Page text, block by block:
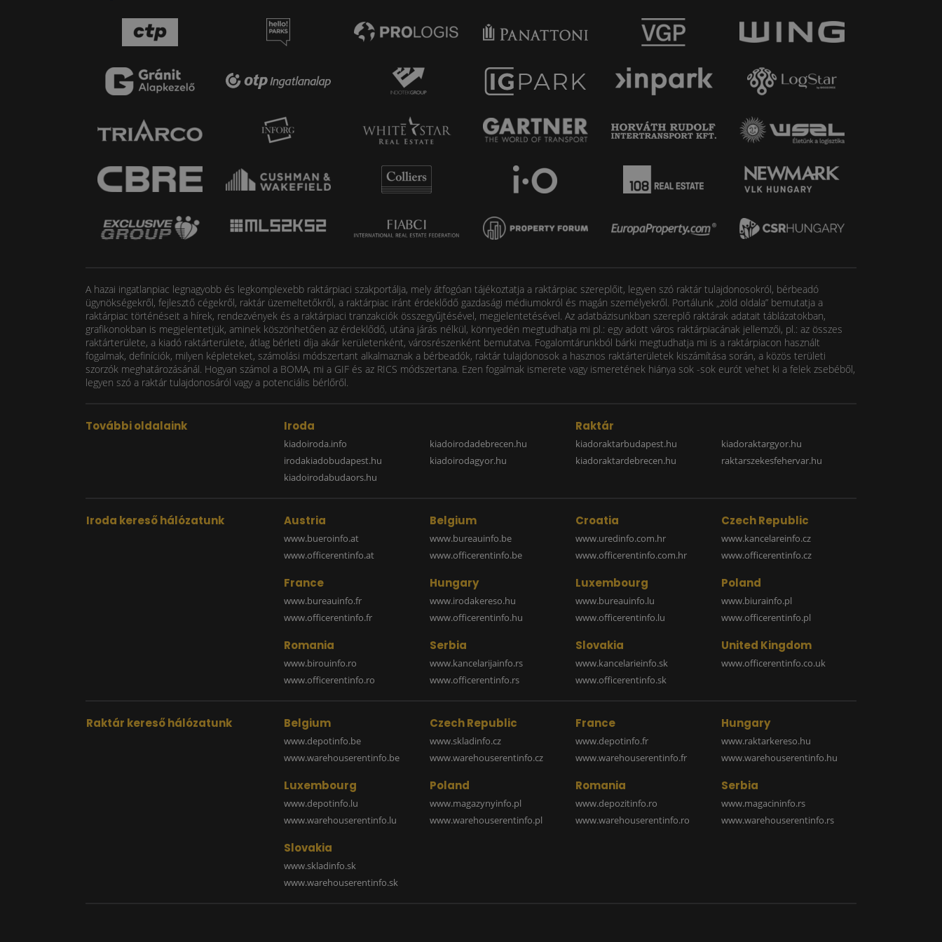
A hazai ingatlanpiac legnagyobb és legkomplexebb raktárpiaci szakportálja, mely átfogóan tájékoztatja a raktárpiac szereplőit, legyen szó raktár tulajdonosokról, bérbeadó
ügynökségekről, fejlesztő cégekről, raktár üzemeltetőkről, a raktárpiac iránt érdeklődő gazdasági médiumokról és magán személyekről. Portálunk „zöld oldala” bemutatja a
raktárpiac történéseit a hírek, rendezvények és a raktárpiaci tranzakciók összegyűjtésével, megjelentetésével. Az adatbázisunkban szereplő raktárak adatait táblázatokban,
grafikonokban is megjelentetjük, aminek köszönhetően az érdeklődő, utána járás nélkül, könnyedén megtudhatja mi pl.: egy adott város raktárpiacának jellemzői, pl.: az összes
raktárterülete, a kiadó raktárterülete, átlag bérleti díja akár kerületenként, városrészenként bemutatva. Fogalomtárunkból bárki megtudhatja mi is a raktárpiacon használt
fogalmak, definíciók, milyen képleteket, számolási módszertant alkalmaznak a bérbeadók, raktár tulajdonosok a hasznos raktárterületek kiszámítása során, a közös területi
szorzók meghatározásánál. Hogyan számol a BOMA, mi a GIF és az RICS módszertana. Ezen fogalmak ismerete vagy ismeretének hiánya sok -sok eurót vehet ki a felek zsebéből,
legyen szó a raktár tulajdonosáról vagy a potenciális bérlőről.
További oldalaink Iroda
kiadoiroda.info
irodakiadobudapest.hu
kiadoirodabudaors.hu
kiadoirodadebrecen.hu
kiadoirodagyor.hu
Raktár
kiadoraktarbudapest.hu
kiadoraktardebrecen.hu
kiadoraktargyor.hu
raktarszekesfehervar.hu
Iroda kereső hálózatunk Austria
www.bueroinfo.at
www.officerentinfo.at
Belgium
www.bureauinfo.be
www.officerentinfo.be
Croatia
www.uredinfo.com.hr
www.officerentinfo.com.hr
Czech Republic
www.kancelareinfo.cz
www.officerentinfo.cz
France
www.bureauinfo.fr
www.officerentinfo.fr
Hungary
www.irodakereso.hu
www.officerentinfo.hu
Luxembourg
www.bureauinfo.lu
www.officerentinfo.lu
Poland
www.biurainfo.pl
www.officerentinfo.pl
Romania
www.birouinfo.ro
www.officerentinfo.ro
Serbia
www.kancelarijainfo.rs
www.officerentinfo.rs
Slovakia
www.kancelarieinfo.sk
www.officerentinfo.sk
United Kingdom
www.officerentinfo.co.uk
Raktár kereső hálózatunk Belgium
www.depotinfo.be
www.warehouserentinfo.be
Czech Republic
www.skladinfo.cz
www.warehouserentinfo.cz
France
www.depotinfo.fr
www.warehouserentinfo.fr
Hungary
www.raktarkereso.hu
www.warehouserentinfo.hu
Luxembourg
www.depotinfo.lu
www.warehouserentinfo.lu
Poland
www.magazynyinfo.pl
www.warehouserentinfo.pl
Romania
www.depozitinfo.ro
www.warehouserentinfo.ro
Serbia
www.magacininfo.rs
www.warehouserentinfo.rs
Slovakia
www.skladinfo.sk
www.warehouserentinfo.sk